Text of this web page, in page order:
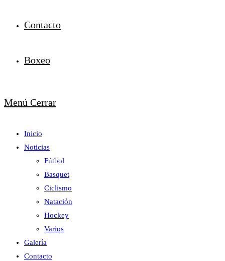
Contacto
Boxeo
Menú Cerrar
Inicio
Noticias
Fútbol
Basquet
Ciclismo
Natación
Hockey
Varios
Galería
Contacto